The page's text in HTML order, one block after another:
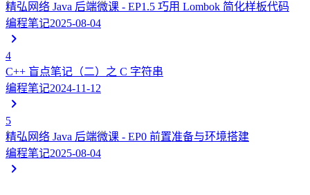
精弘网络 Java 后端微课 - EP1.5 巧用 Lombok 简化样板代码
编程笔记2025-08-04
4
C++ 盲点笔记（二）之 C 字符串
编程笔记2024-11-12
5
精弘网络 Java 后端微课 - EP0 前置准备与环境搭建
编程笔记2025-08-04